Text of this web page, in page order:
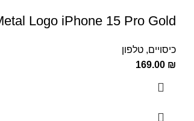
Logo iPhone 15 Pro Gold
כיסויים, טלפון
169.00 ₪